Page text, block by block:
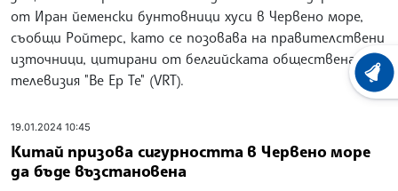
от Иран йеменски бунтовници хуси в Червено море,
съобщи Ройтерс, като се позовава на правителствени
източници, цитирани от белгийската обществена
телевизия "Ве Ер Те" (VRT).
19.01.2024 10:45
Китай призова сигурността в Червено море
да бъде възстановена